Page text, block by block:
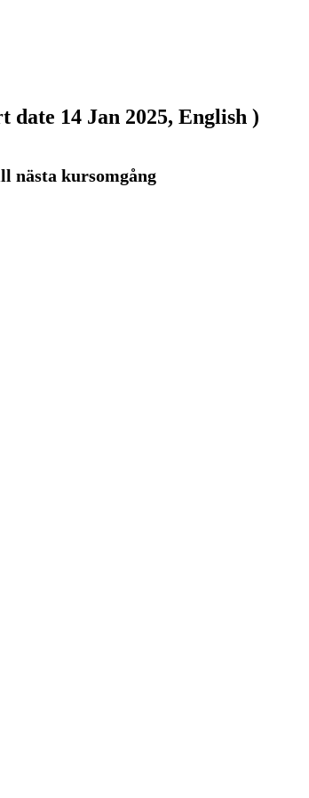
date 14 Jan 2025, English )
nästa kursomgång